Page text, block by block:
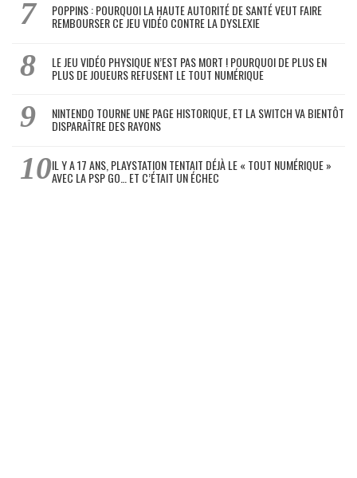
POPPINS : POURQUOI LA HAUTE AUTORITÉ DE SANTÉ VEUT FAIRE
REMBOURSER CE JEU VIDÉO CONTRE LA DYSLEXIE
LE JEU VIDÉO PHYSIQUE N’EST PAS MORT ! POURQUOI DE PLUS EN
PLUS DE JOUEURS REFUSENT LE TOUT NUMÉRIQUE
NINTENDO TOURNE UNE PAGE HISTORIQUE, ET LA SWITCH VA BIENTÔT
DISPARAÎTRE DES RAYONS
IL Y A 17 ANS, PLAYSTATION TENTAIT DÉJÀ LE « TOUT NUMÉRIQUE »
AVEC LA PSP GO… ET C’ÉTAIT UN ÉCHEC